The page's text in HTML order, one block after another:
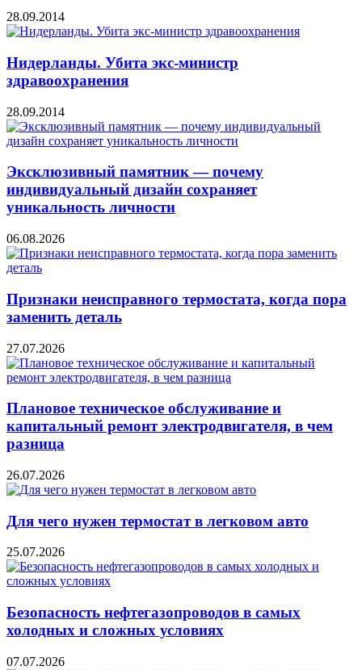
28.09.2014
Нидерланды. Убита экс-министр
здравоохранения
28.09.2014
Эксклюзивный памятник — почему
индивидуальный дизайн сохраняет
уникальность личности
06.08.2026
Признаки неисправного термостата, когда пора
заменить деталь
27.07.2026
Плановое техническое обслуживание и
капитальный ремонт электродвигателя, в чем
разница
26.07.2026
Для чего нужен термостат в легковом авто
25.07.2026
Безопасность нефтегазопроводов в самых
холодных и сложных условиях
07.07.2026